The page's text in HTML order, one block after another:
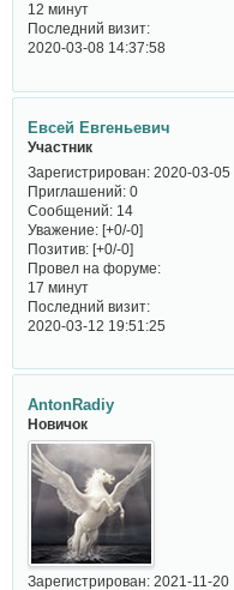
12 минут
Последний визит:
2020-03-08 14:37:58
Евсей Евгеньевич
Участник
Зарегистрирован: 2020-03-05
Приглашений:0
Сообщений:14
Уважение: [+0/-0]
Позитив: [+0/-0]
Провел на форуме:
17 минут
Последний визит:
2020-03-12 19:51:25
AntonRadiy
Новичок
Зарегистрирован: 2021-11-20